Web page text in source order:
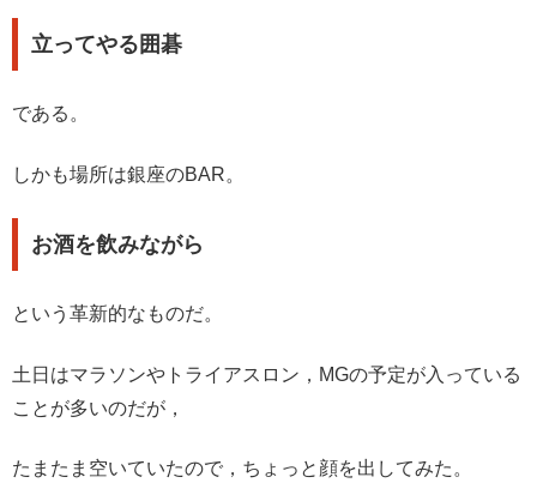
立ってやる囲碁
である。
しかも場所は銀座のBAR。
お酒を飲みながら
という革新的なものだ。
土日はマラソンやトライアスロン，MGの予定が入っている
ことが多いのだが，
たまたま空いていたので，ちょっと顔を出してみた。